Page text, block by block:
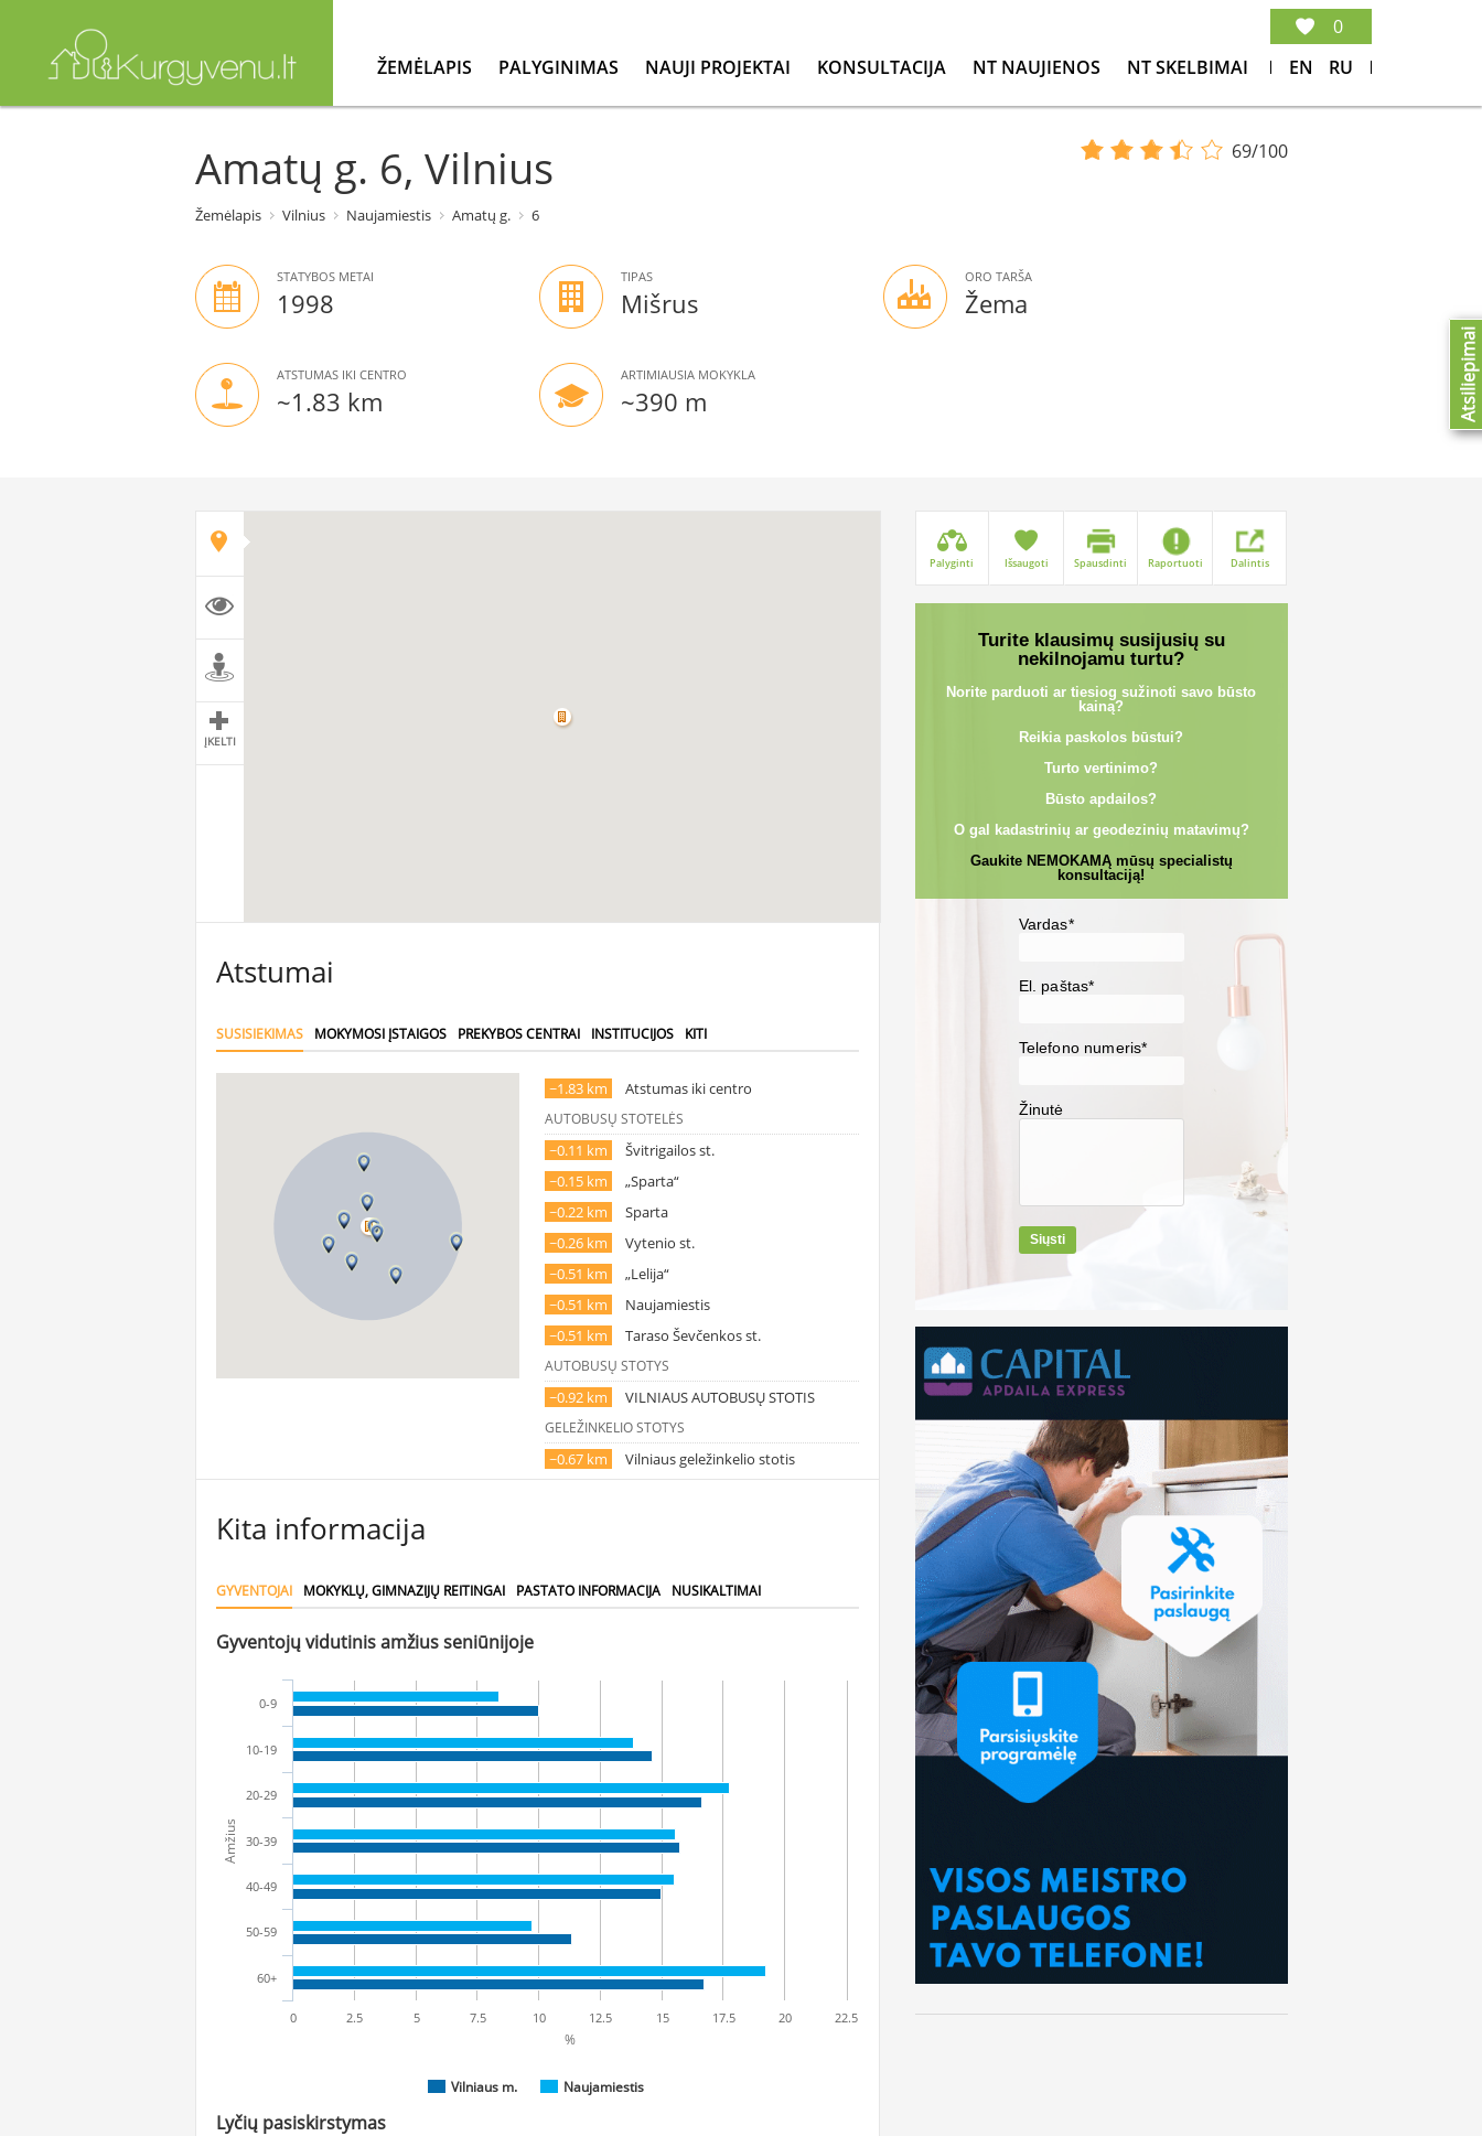
ŽEMĖLAPIS PALYGINIMAS NAUJI PROJEKTAI KONSULTACIJA NT NAUJIENOS NT SKELBIMAI EN RU
0
Amatų g. 6, Vilnius 69/100
Žemėlapis Vilnius Naujamiestis Amatų g. 6
STATYBOS METAI
1998
TIPAS
Mišrus
ORO TARŠA
Žema
ATSTUMAS IKI CENTRO
~1.83 km
ARTIMIAUSIA MOKYKLA
~390 m
ĮKELTI
Atstumai
SUSISIEKIMAS MOKYMOSI ĮSTAIGOS PREKYBOS CENTRAI INSTITUCIJOS KITI
~1.83 km Atstumas iki centro
AUTOBUSŲ STOTELĖS
~0.11 km
Švitrigailos st.
~0.15 km
„Sparta“
~0.22 km
Sparta
~0.26 km
Vytenio st.
~0.51 km
„Lelija“
~0.51 km
Naujamiestis
~0.51 km
Taraso Ševčenkos st.
AUTOBUSŲ STOTYS
~0.92 km VILNIAUS AUTOBUSŲ STOTIS
GELEŽINKELIO STOTYS
~0.67 km Vilniaus geležinkelio stotis
Kita informacija
GYVENTOJAI MOKYKLŲ, GIMNAZIJŲ REITINGAI PASTATO INFORMACIJA NUSIKALTIMAI
Gyventojų vidutinis amžius seniūnijoje
Amžius
%
Vilniaus m. Naujamiestis
0-9
10-19
20-29
30-39
40-49
50-59
60+
0 2.5 5 7.5 10 12.5 15 17.5 20 22.5
Lyčių pasiskirstymas
Palyginti Išsaugoti Spausdinti Raportuoti Dalintis
Turite klausimų susijusių su
nekilnojamu turtu?
Norite parduoti ar tiesiog sužinoti savo būsto
kainą?
Reikia paskolos būstui?
Turto vertinimo?
Būsto apdailos?
O gal kadastrinių ar geodezinių matavimų?
Gaukite NEMOKAMĄ mūsų specialistų
konsultaciją!
Vardas*
El. paštas*
Telefono numeris*
Žinutė
Siųsti
Atsiliepimai